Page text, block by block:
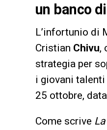
un banco
L’infortunio di
Cristian Chivu,
strategia per
i giovani
25 ottobre,
Come scrive